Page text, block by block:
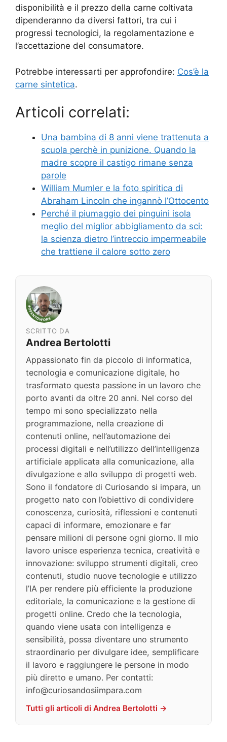
disponibilità e il prezzo della carne coltivata
dipenderanno da diversi fattori, tra cui i
progressi tecnologici, la regolamentazione e
l’accettazione del consumatore.
Potrebbe interessarti per approfondire: Cos’è la
carne sintetica.
Articoli correlati:
Una bambina di 8 anni viene trattenuta a
scuola perchè in punizione. Quando la
madre scopre il castigo rimane senza
parole
William Mumler e la foto spiritica di
Abraham Lincoln che ingannò l’Ottocento
Perché il piumaggio dei pinguini isola
meglio del miglior abbigliamento da sci:
la scienza dietro l’intreccio impermeabile
che trattiene il calore sotto zero
SCRITTO DA
Andrea Bertolotti
Appassionato fin da piccolo di informatica,
tecnologia e comunicazione digitale, ho
trasformato questa passione in un lavoro che
porto avanti da oltre 20 anni. Nel corso del
tempo mi sono specializzato nella
programmazione, nella creazione di
contenuti online, nell’automazione dei
processi digitali e nell’utilizzo dell’intelligenza
artificiale applicata alla comunicazione, alla
divulgazione e allo sviluppo di progetti web.
Sono il fondatore di Curiosando si impara, un
progetto nato con l’obiettivo di condividere
conoscenza, curiosità, riflessioni e contenuti
capaci di informare, emozionare e far
pensare milioni di persone ogni giorno. Il mio
lavoro unisce esperienza tecnica, creatività e
innovazione: sviluppo strumenti digitali, creo
contenuti, studio nuove tecnologie e utilizzo
l’IA per rendere più efficiente la produzione
editoriale, la comunicazione e la gestione di
progetti online. Credo che la tecnologia,
quando viene usata con intelligenza e
sensibilità, possa diventare uno strumento
straordinario per divulgare idee, semplificare
il lavoro e raggiungere le persone in modo
più diretto e umano. Per contatti:
info@curiosandosiimpara.com
Tutti gli articoli di Andrea Bertolotti →